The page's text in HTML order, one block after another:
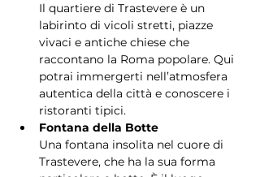
Il quartiere di Trastevere è un
labirinto di vicoli stretti, piazze
vivaci e antiche chiese che
raccontano la Roma popolare. Qui
potrai immergerti nell’atmosfera
autentica della città e conoscere i
ristoranti tipici.
Fontana della Botte
Una fontana insolita nel cuore di
Trastevere, che ha la sua forma